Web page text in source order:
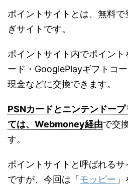
ポイントサイトとは、無料
ぎサイトです。
ポイントサイト内でポイン
ード・GooglePlayギフトコ
現金などに交換できます。
PSNカードとニンテンドー
ては、Webmoney経由で交
す。
ポイントサイトと呼ばれる
ですが、今回は「 モッピー